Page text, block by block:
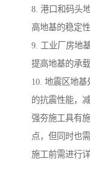
8. 港口和码头
高地基的稳定
9. 工业厂房地
提高地基的承
10. 地震区地
的抗震性能，
强夯施工具有
点，但同时也
施工前需进行